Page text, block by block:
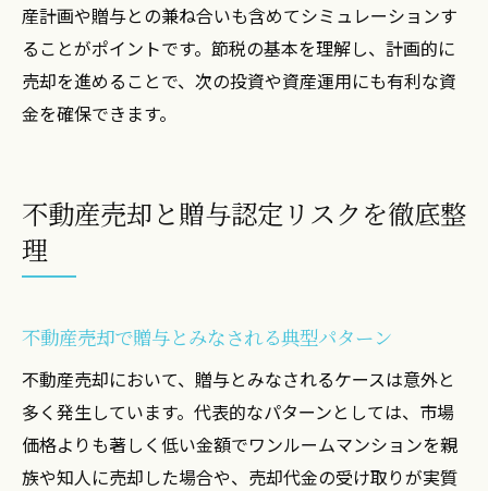
産計画や贈与との兼ね合いも含めてシミュレーションす
ることがポイントです。節税の基本を理解し、計画的に
売却を進めることで、次の投資や資産運用にも有利な資
金を確保できます。
不動産売却と贈与認定リスクを徹底整
理
不動産売却で贈与とみなされる典型パターン
不動産売却において、贈与とみなされるケースは意外と
多く発生しています。代表的なパターンとしては、市場
価格よりも著しく低い金額でワンルームマンションを親
族や知人に売却した場合や、売却代金の受け取りが実質